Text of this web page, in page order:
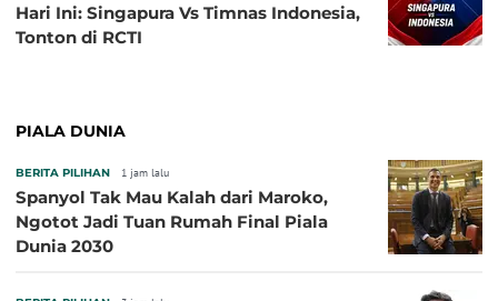
Hari Ini: Singapura Vs Timnas Indonesia,
Tonton di RCTI
PIALA DUNIA
BERITA PILIHAN 1 jam lalu
Spanyol Tak Mau Kalah dari Maroko,
Ngotot Jadi Tuan Rumah Final Piala
Dunia 2030